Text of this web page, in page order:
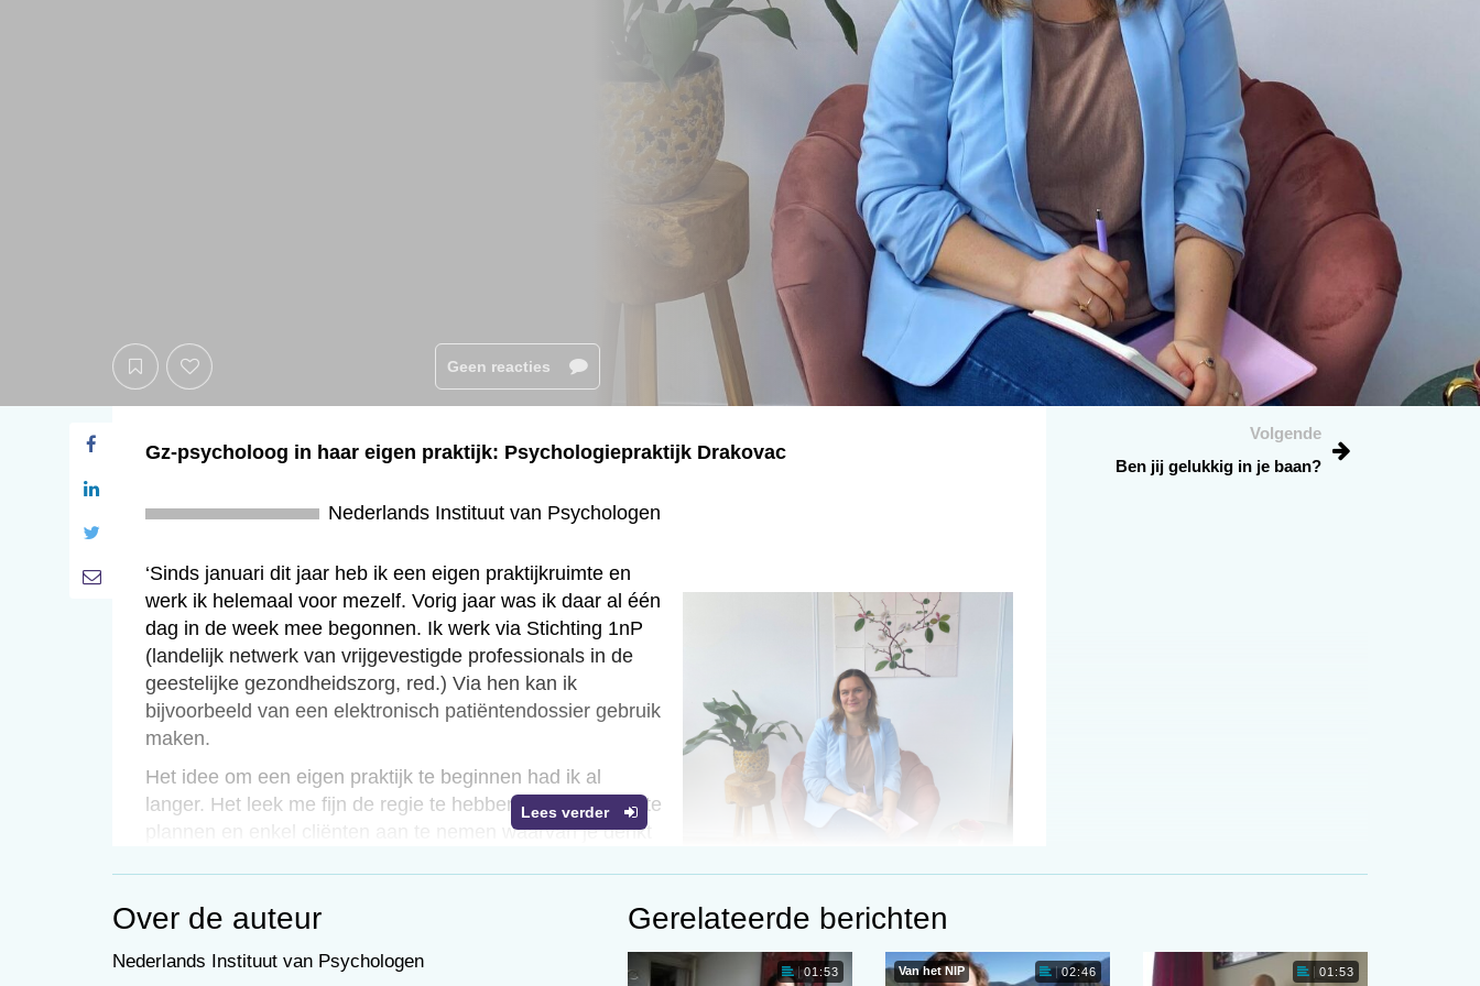
Geen reacties
Lees verder
Gz-psycholoog in haar eigen praktijk: Psychologiepraktijk Drakovac
Nederlands Instituut van Psychologen
‘Sinds januari dit jaar heb ik een eigen praktijkruimte en
werk ik helemaal voor mezelf. Vorig jaar was ik daar al één
dag in de week mee begonnen. Ik werk via Stichting 1nP
(landelijk netwerk van vrijgevestigde professionals in de
geestelijke gezondheidszorg, red.) Via hen kan ik
bijvoorbeeld van een elektronisch patiëntendossier gebruik
maken.
Het idee om een eigen praktijk te beginnen had ik al
langer. Het leek me fijn de regie te hebben, zelf je dag in te
plannen en enkel cliënten aan te nemen waarvan je denkt
was zo zwaar, dat ze niet altijd opknapten van een
Nu neem ik cliënten met allerlei soorten problematiek aan – denk aan angst, depressie, trauma,
Volgende
Ben jij gelukkig in je baan?
Over de auteur
Nederlands Instituut van Psychologen
Gerelateerde berichten
01:53 Van het NIP 02:46 01:53